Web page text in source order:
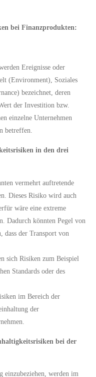
bei Finanzprodukten:
Ereignisse oder
(Environment), Soziales
bezeichnet, deren
der Investition bzw.
einzelne Unternehmen
betreffen.
in den drei
vermehrt auftretende
Dieses Risiko wird auch
wäre eine extreme
Dadurch könnten Pegel von
dass der Transport von
sich Risiken zum Beispiel
Standards oder des
im Bereich der
der
bei der
einzubeziehen, werden im